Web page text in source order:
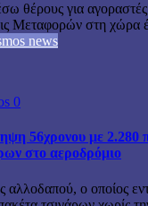
θέρους για
Μεταφορών στη χώρα
news
0
56χρονου με 2.280
στο αεροδρόμιο
αλλοδαπού, ο οποίος